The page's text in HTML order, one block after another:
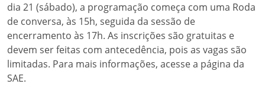
dia 21 (sábado), a programação começa com uma Roda
de conversa, às 15h, seguida da sessão de
encerramento às 17h. As inscrições são gratuitas e
devem ser feitas com antecedência, pois as vagas são
limitadas. Para mais informações, acesse a página da
SAE.